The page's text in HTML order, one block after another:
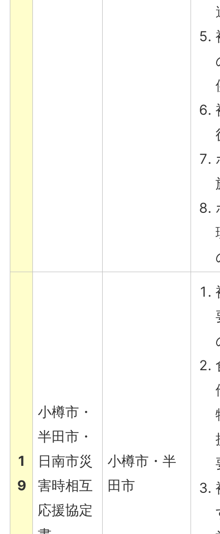
1
9
小樽市・
半田市・
日南市災
害時相互
応援協定
小樽市・半
田市